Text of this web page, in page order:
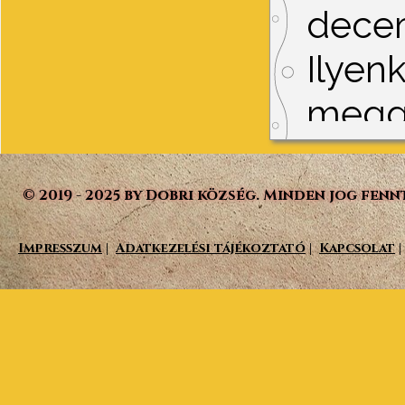
el a
kellő
© 2019 - 2025 by Dobri község. Minden jog
Impresszum|Adatkezelési tájékoztató|Kapcsolat|